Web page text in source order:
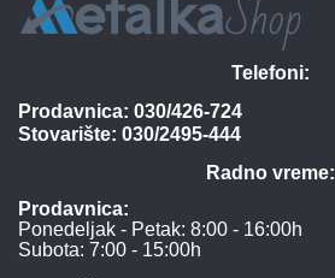
Telefoni:
Prodavnica: 030/426-724
Stovarište: 030/2495-444
Radno vreme:
Prodavnica:
Ponedeljak - Petak: 8:00 - 16:00h
Subota: 7:00 - 15:00h